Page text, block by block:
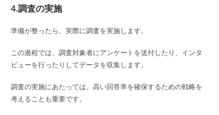
4.調査の実施
準備が整ったら、実際に調査を実施します。
この過程では、調査対象者にアンケートを送付したり、インタ
ビューを行ったりしてデータを収集します。
調査の実施にあたっては、高い回答率を確保するための戦略を
考えることも重要です。